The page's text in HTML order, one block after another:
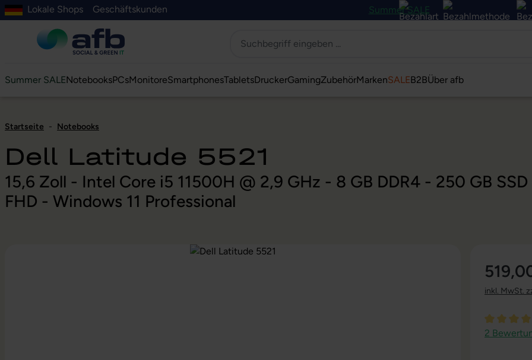
springen
Suche springen
Zur Hauptnavigation springen
Zur Navigation der B2B-Plattform springen
Lokale Shops Geschäftskunden Summer SALE
Summer SALENotebooksPCsMonitoreSmartphonesTabletsDruckerGamingZubehörMarkenSALEB2BÜber afb
Startseite - Notebooks
Dell Latitude 5521
15,6 Zoll - Intel Core i5 11500H @ 2,9 GHz - 8 GB DDR4 - 250 GB
FHD - Windows 11 Professional
inkl. MwSt.
2